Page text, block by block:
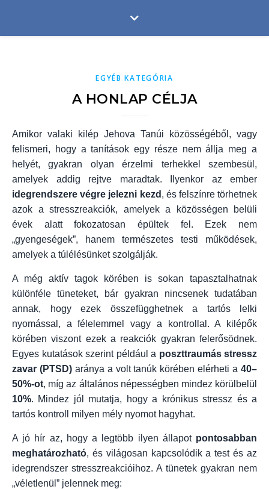
EGYÉB KATEGÓRIA
A HONLAP CÉLJA
Amikor valaki kilép Jehova Tanúi közösségéből, vagy
felismeri, hogy a tanítások egy része nem állja meg a
helyét, gyakran olyan érzelmi terhekkel szembesül,
amelyek addig rejtve maradtak. Ilyenkor az ember
idegrendszere végre jelezni kezd , és felszínre törhetnek
azok a stresszreakciók, amelyek a közösségen belüli
évek alatt fokozatosan épültek fel. Ezek nem
„gyengeségek”, hanem természetes testi működések,
amelyek a túlélésünket szolgálják.
A még aktív tagok körében is sokan tapasztalhatnak
különféle tüneteket, bár gyakran nincsenek tudatában
annak, hogy ezek összefügghetnek a tartós lelki
nyomással, a félelemmel vagy a kontrollal. A kilépők
körében viszont ezek a reakciók gyakran felerősödnek.
Egyes kutatások szerint például a poszttraumás stressz
zavar (PTSD)aránya a volt tanúk körében elérheti a40–
50%-ot, míg az általános népességben mindez körülbelül
10%. Mindez jól mutatja, hogy a krónikus stressz és a
tartós kontroll milyen mély nyomot hagyhat.
A jó hír az, hogy a legtöbb ilyen állapot pontosabban
meghatározható, és világosan kapcsolódik a test és az
idegrendszer stresszreakcióihoz. A tünetek gyakran nem
„véletlenül” jelennek meg: